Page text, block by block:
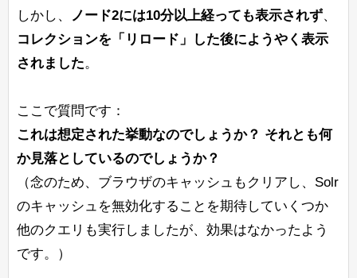
しかし、
ノード2には10分以上経っても表示されず、
コレクションを「リロード」した後にようやく表示
されました。
ここで質問です：
これは想定された挙動なのでしょうか？ それとも何
か見落としているのでしょうか？
（念のため、ブラウザのキャッシュもクリアし、Solr
のキャッシュを無効化することを期待していくつか
他のクエリも実行しましたが、効果はなかったよう
です。）